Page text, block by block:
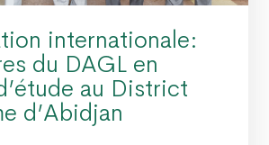
internationale:
du DAGL en
au District
d’Abidjan